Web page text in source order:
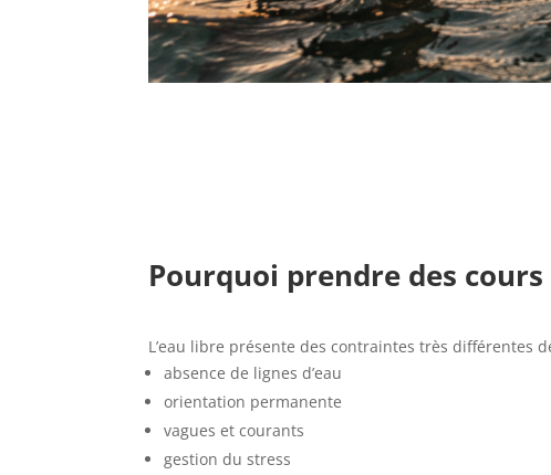
Pourquoi prendre des
L’eau libre présente des contraintes très différentes
absence de lignes d’eau
orientation permanente
vagues et courants
gestion du stress